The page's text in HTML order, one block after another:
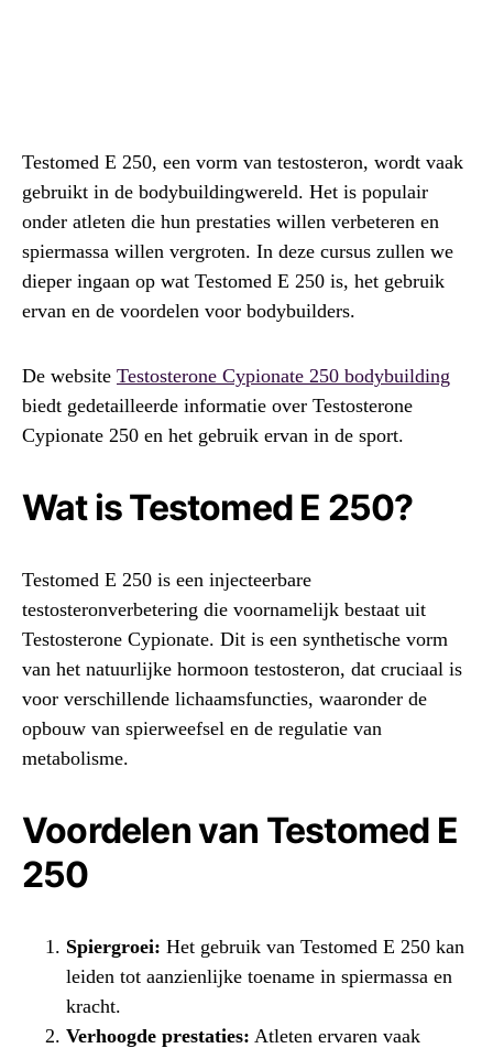
Testomed E 250, een vorm van testosteron, wordt vaak
gebruikt in de bodybuildingwereld. Het is populair
onder atleten die hun prestaties willen verbeteren en
spiermassa willen vergroten. In deze cursus zullen we
dieper ingaan op wat Testomed E 250 is, het gebruik
ervan en de voordelen voor bodybuilders.
De website Testosterone Cypionate 250 bodybuilding
biedt gedetailleerde informatie over Testosterone
Cypionate 250 en het gebruik ervan in de sport.
Wat is Testomed E 250?
Testomed E 250 is een injecteerbare
testosteronverbetering die voornamelijk bestaat uit
Testosterone Cypionate. Dit is een synthetische vorm
van het natuurlijke hormoon testosteron, dat cruciaal is
voor verschillende lichaamsfuncties, waaronder de
opbouw van spierweefsel en de regulatie van
metabolisme.
Voordelen van Testomed E
250
Spiergroei: Het gebruik van Testomed E 250 kan
leiden tot aanzienlijke toename in spiermassa en
kracht.
Verhoogde prestaties: Atleten ervaren vaak